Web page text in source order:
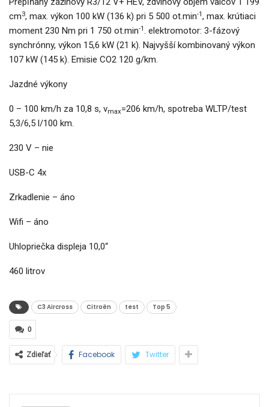
cm3, max. výkon 100 kW (136 k) pri 5 500 ot.min-1, max. krútiaci
moment 230 Nm pri 1 750 ot.min-1. elektromotor: 3-fázový
synchrónny, výkon 15,6 kW (21 k). Najvyšší kombinovaný výkon
107 kW (145 k). Emisie CO2 120 g/km.
Jazdné výkony
0 – 100 km/h za 10,8 s, vmax=206 km/h, spotreba WLTP/test
5,3/6,5 l/100 km.
230 V – nie
USB-C 4x
Zrkadlenie – áno
Wifi – áno
Uhlopriečka displeja 10,0“
460 litrov
C3 Aircross Citroën test Top 5
0
Zdieľať Facebook Twitter